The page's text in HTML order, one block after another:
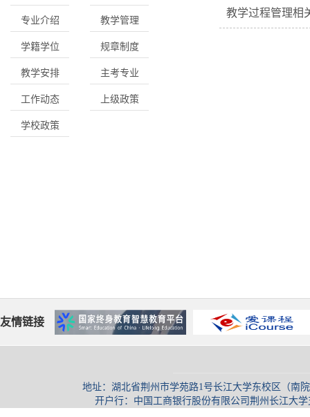
专业介绍 教学管理
学籍学位 规章制度
教学安排 主考专业
工作动态 上级政策
学校政策
教学过程管理相
友情链接
地址：湖北省荆州市学苑路1号长江大学东校区（南
开户行：中国工商银行股份有限公司荆州长江大